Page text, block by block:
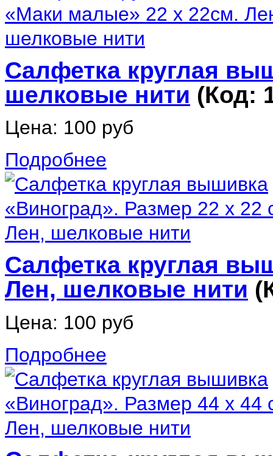
Салфетка круглая
шелковые нити (Код:
Цена: 100 руб
Подробнее
Салфетка круглая
Лен, шелковые нити
Цена: 100 руб
Подробнее